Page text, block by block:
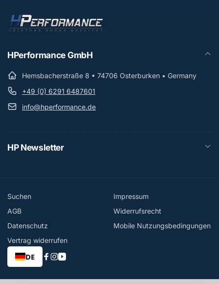
HPerformance GmbH
Hemsbacherstraße 8 • 74706 Osterburken • Germany
+49 (0) 6291 6487601
info@hperformance.de
HP Newsletter
Suchen
Impressum
AGB
Widerrufsrecht
Datenschutz
Mobile Nutzungsbedingungen
Vertrag widerrufen
DE
Facebook
Instagram
YouTube